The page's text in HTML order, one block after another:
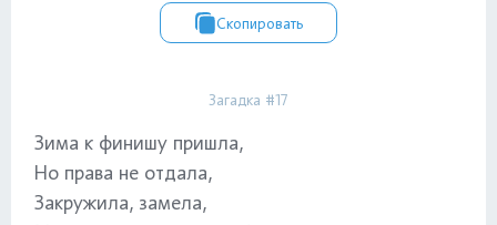
Скопировать
Загадка #17
Зима к финишу пришла,
Но права не отдала,
Закружила, замела,